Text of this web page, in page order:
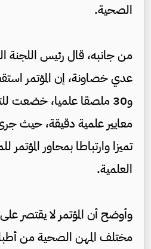
الصحية.
من جانبه، قال رئيس اللجنة
و30 ملصقا علميا، خضعت
معايير علمية دقيقة، حيث جرى
تميزا وارتباطا بمحاور
العلمية.
وأوضح أن المؤتمر لا يقتصر
مختلف المهن الصحية من